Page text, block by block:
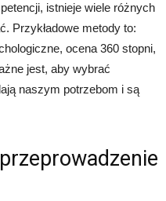
istnieje wiele różnych
Przykładowe metody to:
ocena 360 stopni,
jest, aby wybrać
naszym potrzebom i są